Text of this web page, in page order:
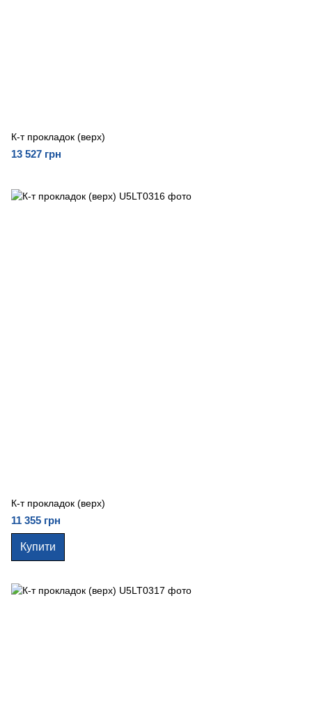
К-т прокладок (верх)
13 527 грн
К-т прокладок (верх)
11 355 грн
Купити